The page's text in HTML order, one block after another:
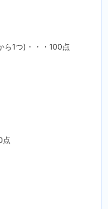
ら1つ)・・・100点
点